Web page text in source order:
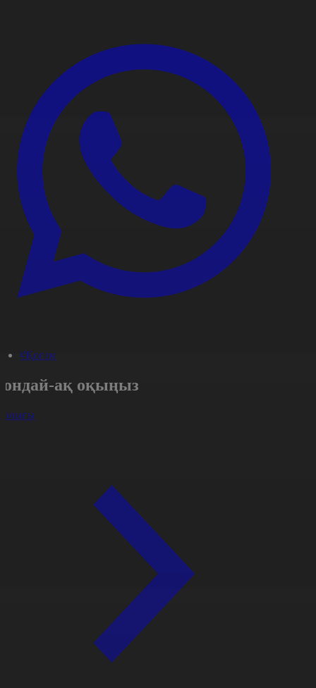
#Қоғам
ақ оқыңыз